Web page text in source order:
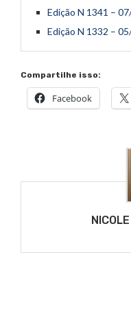
Edição N 1341 –
Edição N 1332 –
Compartilhe isso:
Facebook